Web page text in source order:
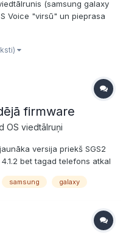
(samsung galaxy
Voice "virsū" un pieprasa
lieta ir tā, ka ir "Car
firmware
OS viedtālruņi
versija priekš SGS2
bet tagad telefons atkal
gļuko iebūvētā epasta
samsung galaxy